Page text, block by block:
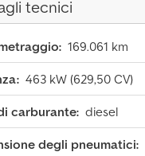
tecnici
169.061 km
463 kW (629,50 CV)
carburante: diesel
degli pneumatici: